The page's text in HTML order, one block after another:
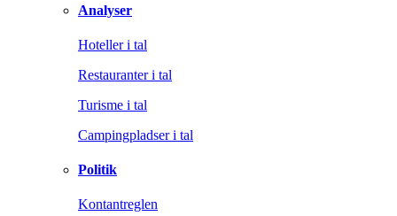
Analyser
Hoteller i tal
Restauranter i tal
Turisme i tal
Campingpladser i tal
Politik
Kontantreglen